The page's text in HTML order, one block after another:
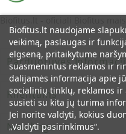
Parduotuvės
Klientams
Naudinga
Biofitus.lt naudojame
veikimą, paslaugas ir
elgseną, pritaikytume
suasmenintus reklamos ir
dalijamės informacija apie
socialinių tinklų, reklamos
susieti su kita jų turima
Jei norite valdyti, kokius
„Valdyti pasirinkimus“.